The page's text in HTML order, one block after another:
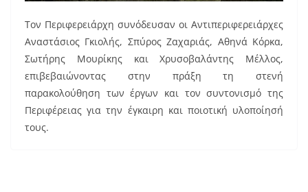
Τον Περιφερειάρχη συνόδευσαν οι Αντιπεριφερειάρχες
Αναστάσιος Γκιολής, Σπύρος Ζαχαριάς, Αθηνά Κόρκα,
Σωτήρης Μουρίκης και Χρυσοβαλάντης Μέλλος,
επιβεβαιώνοντας στην πράξη τη στενή
παρακολούθηση των έργων και τον συντονισμό της
Περιφέρειας για την έγκαιρη και ποιοτική υλοποίησή
τους.